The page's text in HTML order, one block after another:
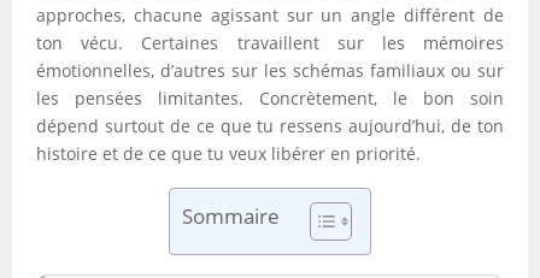
approches, chacune agissant sur un angle différent de
ton vécu. Certaines travaillent sur les mémoires
émotionnelles, d’autres sur les schémas familiaux ou sur
les pensées limitantes. Concrètement, le bon soin
dépend surtout de ce que tu ressens aujourd’hui, de ton
histoire et de ce que tu veux libérer en priorité.
Sommaire